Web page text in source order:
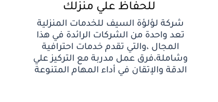
للحفاظ علي منزلك
شركة لؤلؤة السيف للخدمات المنزلية
تعد واحدة من الشركات الرائدة في هذا
المجال ،والتي تقدم خدمات احترافية
وشاملة،فرق عمل مدربة مع التركيز علي
الدقة والإتقان في أداء المهام المتنوعة